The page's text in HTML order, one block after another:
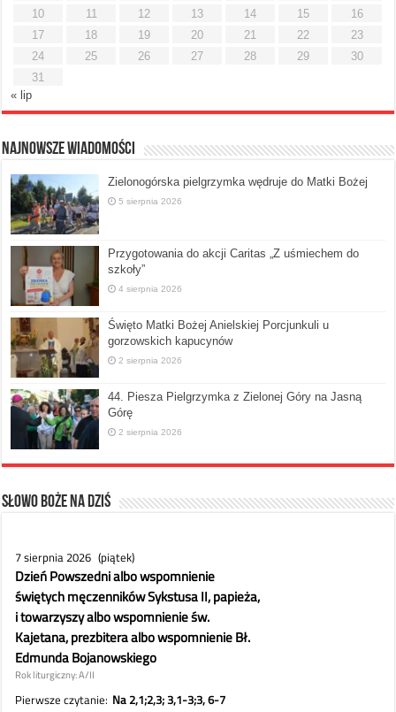
10
11 12 13 14 15
16
17
18 19 20 21 22
23
24
25 26 27 28 29
30
31
« lip
Najnowsze Wiadomości
Zielonogórska pielgrzymka wędruje do Matki Bożej
5 sierpnia 2026
Przygotowania do akcji Caritas „Z uśmiechem do
szkoły”
4 sierpnia 2026
Święto Matki Bożej Anielskiej Porcjunkuli u
gorzowskich kapucynów
2 sierpnia 2026
44. Piesza Pielgrzymka z Zielonej Góry na Jasną
Górę
2 sierpnia 2026
Słowo Boże na dziś